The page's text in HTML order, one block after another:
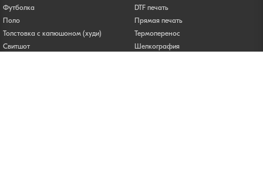
Футболка
Поло
Толстовка с капюшоном (худи)
Свитшот
DTF печать
Прямая печать
Термоперенос
Шелкография